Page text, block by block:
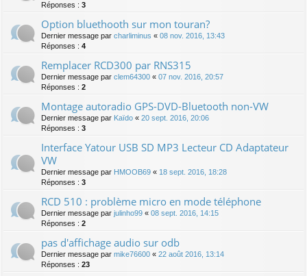
Réponses : 3
Option bluethooth sur mon touran?
Dernier message par charliminus « 08 nov. 2016, 13:43
Réponses : 4
Remplacer RCD300 par RNS315
Dernier message par clem64300 « 07 nov. 2016, 20:57
Réponses : 2
Montage autoradio GPS-DVD-Bluetooth non-VW
Dernier message par Kaïdo « 20 sept. 2016, 20:06
Réponses : 3
Interface Yatour USB SD MP3 Lecteur CD Adaptateur
VW
Dernier message par HMOOB69 « 18 sept. 2016, 18:28
Réponses : 3
RCD 510 : problème micro en mode téléphone
Dernier message par julinho99 « 08 sept. 2016, 14:15
Réponses : 2
pas d'affichage audio sur odb
Dernier message par mike76600 « 22 août 2016, 13:14
Réponses : 23